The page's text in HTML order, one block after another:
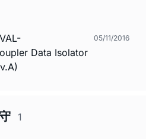
Data Isolator
05/11/2016
1